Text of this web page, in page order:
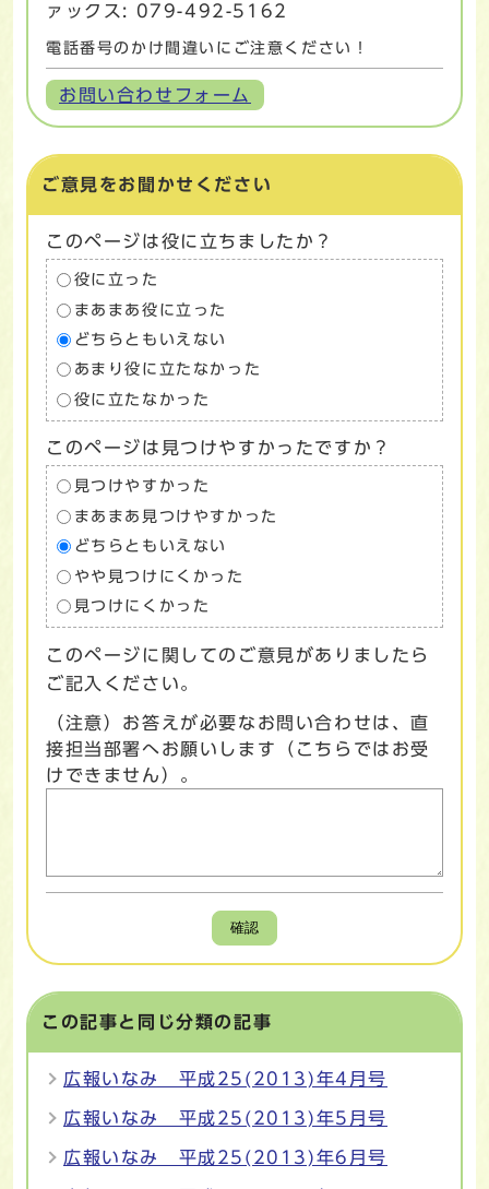
ァックス: 079-492-5162
電話番号のかけ間違いにご注意ください！
お問い合わせフォーム
ご意見をお聞かせください
このページは役に立ちましたか？
役に立った
まあまあ役に立った
どちらともいえない
あまり役に立たなかった
役に立たなかった
このページは見つけやすかったですか？
見つけやすかった
まあまあ見つけやすかった
どちらともいえない
やや見つけにくかった
見つけにくかった
このページに関してのご意見がありましたら
ご記入ください。
（注意）お答えが必要なお問い合わせは、直
接担当部署へお願いします（こちらではお受
けできません）。
確認
この記事と同じ分類の記事
広報いなみ 平成25(2013)年4月号
広報いなみ 平成25(2013)年5月号
広報いなみ 平成25(2013)年6月号